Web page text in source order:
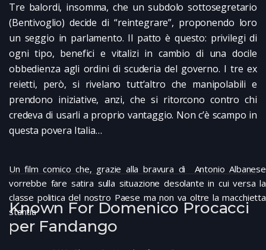
Tre balordi, insomma, che un subdolo sottosegretario
(Bentivoglio) decide di “reintegrare”, proponendo loro
un seggio in parlamento. Il patto è questo: privilegi di
ogni tipo, benefici e vitalizi in cambio di una docile
obbedienza agli ordini di scuderia del governo. I tre ex
reietti, però, si rivelano tutt’altro che manipolabili e
prendono iniziative, anzi, che si ritorcono contro chi
credeva di usarli a proprio vantaggio. Non c’è scampo in
questa povera Italia…
Un film comico che, grazie alla bravura di Antonio Albanese
vorrebbe fare satira sulla situazione desolante in cui versa la
classe politica del nostro Paese ma non va oltre la macchietta
stantia
Known For Domenico Procacci
per Fandango